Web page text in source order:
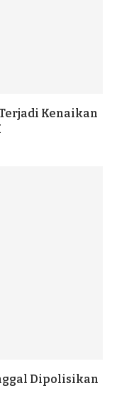
Kenaikan
Dipolisikan